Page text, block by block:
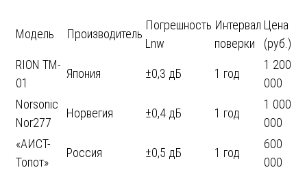
Модель Производитель
Погрешность
Lnw
Интервал
поверки
Цена
(руб.)
RION TM-
01
Япония ±0,3 дБ 1 год
1 200
000
Norsonic
Nor277
Норвегия ±0,4 дБ 1 год
1 000
000
«АИСТ-
Топот»
Россия ±0,5 дБ 1 год
600
000